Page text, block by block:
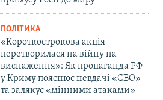
ПОЛІТИКА
«Короткострокова акція
перетворилася на війну на
виснаження»: Як пропаганда РФ
у Криму пояснює невдачі «СВО»
та залякує «мінними атаками»